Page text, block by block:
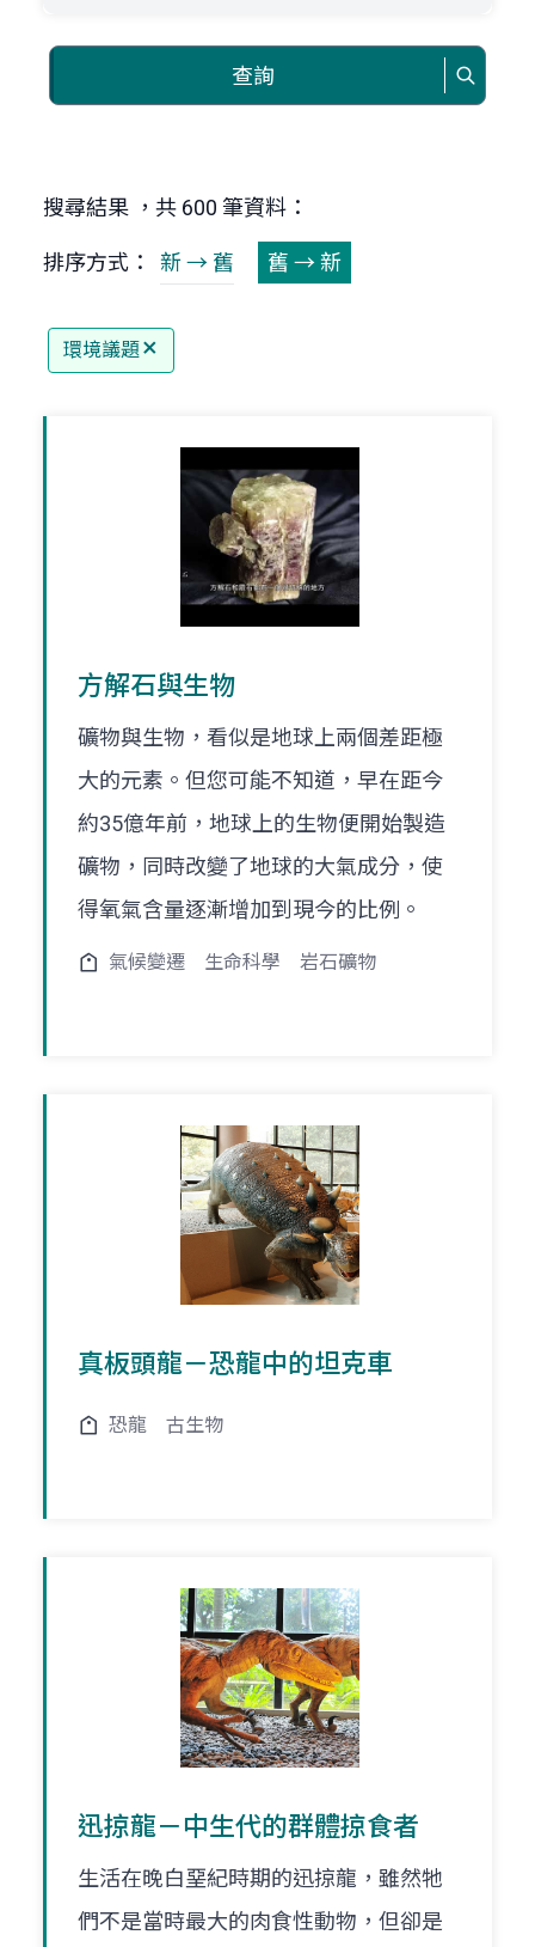
查詢
搜尋結果 ，共 600 筆資料：
排序方式： 新 → 舊 舊 → 新
環境議題
方解石與生物
礦物與生物，看似是地球上兩個差距極
大的元素。但您可能不知道，早在距今
約35億年前，地球上的生物便開始製造
礦物，同時改變了地球的大氣成分，使
得氧氣含量逐漸增加到現今的比例。
氣候變遷 生命科學 岩石礦物
真板頭龍－恐龍中的坦克車
恐龍 古生物
迅掠龍－中生代的群體掠食者
生活在晚白堊紀時期的迅掠龍，雖然牠
們不是當時最大的肉食性動物，但卻是